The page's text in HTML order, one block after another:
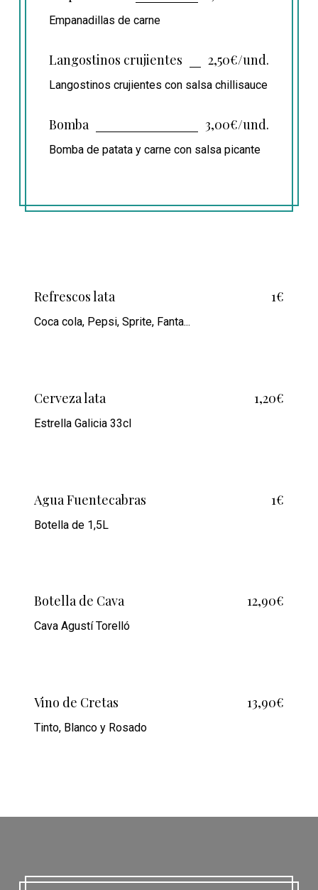
Empanadillas de carne
Langostinos crujientes 2,50€/und.
Langostinos crujientes con salsa chillisauce
Bomba 3,00€/und.
Bomba de patata y carne con salsa picante
Refrescos lata 1€
Coca cola, Pepsi, Sprite, Fanta...
Cerveza lata 1,20€
Estrella Galicia 33cl
Agua Fuentecabras 1€
Botella de 1,5L
Botella de Cava 12,90€
Cava Agustí Torelló
Vino de Cretas 13,90€
Tinto, Blanco y Rosado